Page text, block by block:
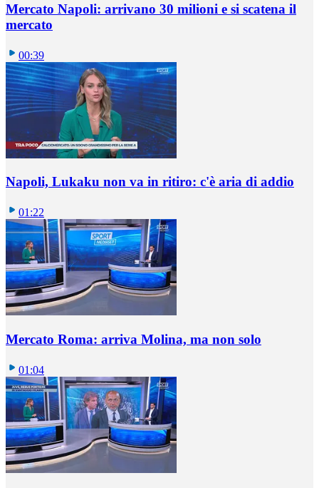
Mercato Napoli: arrivano 30 milioni e si scatena il
mercato
00:39
Napoli, Lukaku non va in ritiro: c'è aria di addio
01:22
Mercato Roma: arriva Molina, ma non solo
01:04